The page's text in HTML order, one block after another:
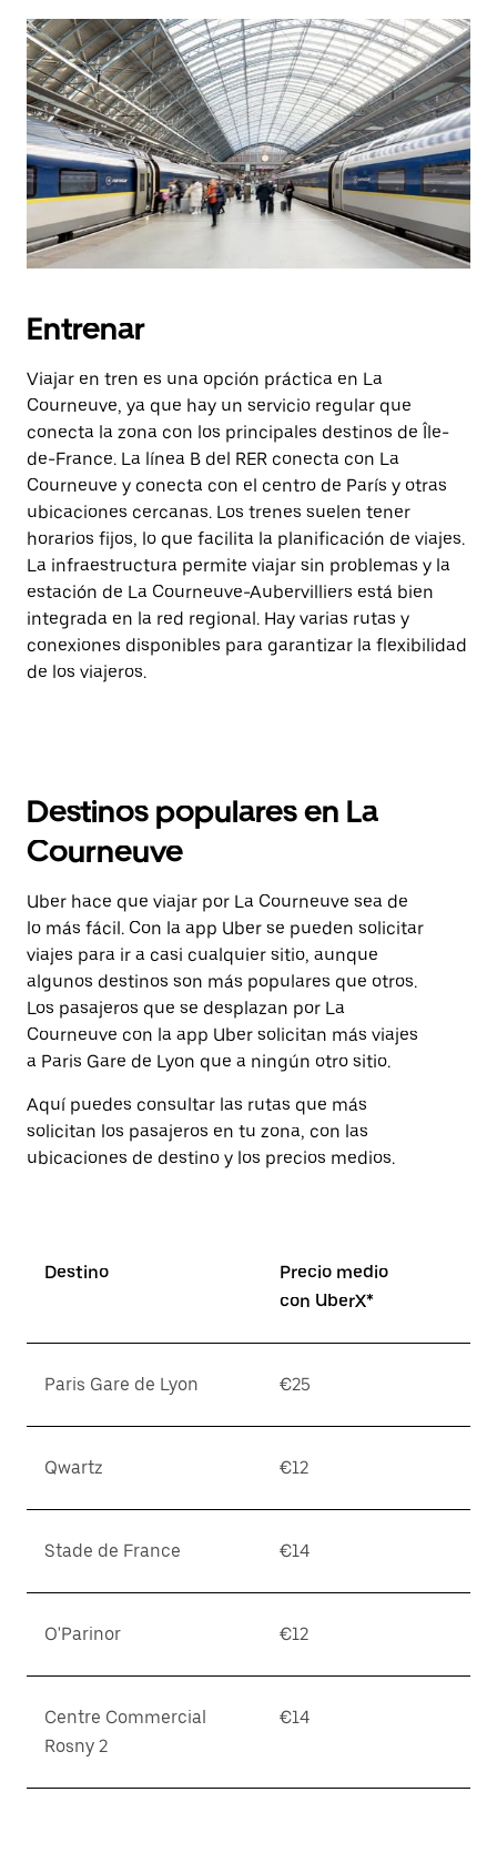
Entrenar
Viajar en tren es una opción práctica en La
Courneuve, ya que hay un servicio regular que
conecta la zona con los principales destinos de Île-
de-France. La línea B del RER conecta con La
Courneuve y conecta con el centro de París y otras
ubicaciones cercanas. Los trenes suelen tener
horarios fijos, lo que facilita la planificación de viajes.
La infraestructura permite viajar sin problemas y la
estación de La Courneuve-Aubervilliers está bien
integrada en la red regional. Hay varias rutas y
conexiones disponibles para garantizar la flexibilidad
de los viajeros.
Destinos populares en La
Courneuve
Uber hace que viajar por La Courneuve sea de
lo más fácil. Con la app Uber se pueden solicitar
viajes para ir a casi cualquier sitio, aunque
algunos destinos son más populares que otros.
Los pasajeros que se desplazan por La
Courneuve con la app Uber solicitan más viajes
a Paris Gare de Lyon que a ningún otro sitio.
Aquí puedes consultar las rutas que más
solicitan los pasajeros en tu zona, con las
ubicaciones de destino y los precios medios.
Destino
Precio medio
con UberX*
Paris Gare de Lyon €25
Qwartz €12
Stade de France €14
O'Parinor €12
Centre Commercial
Rosny 2
€14